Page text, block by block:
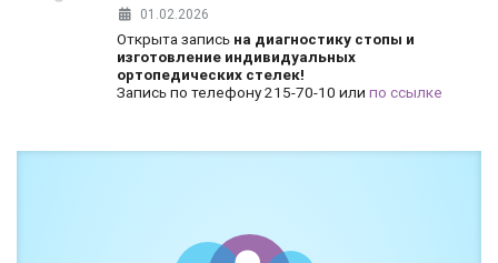
01.02.2026
Открыта запись на диагностику стопы и
изготовление индивидуальных
ортопедических стелек!
Запись по телефону 215-70-10 или по ссылке